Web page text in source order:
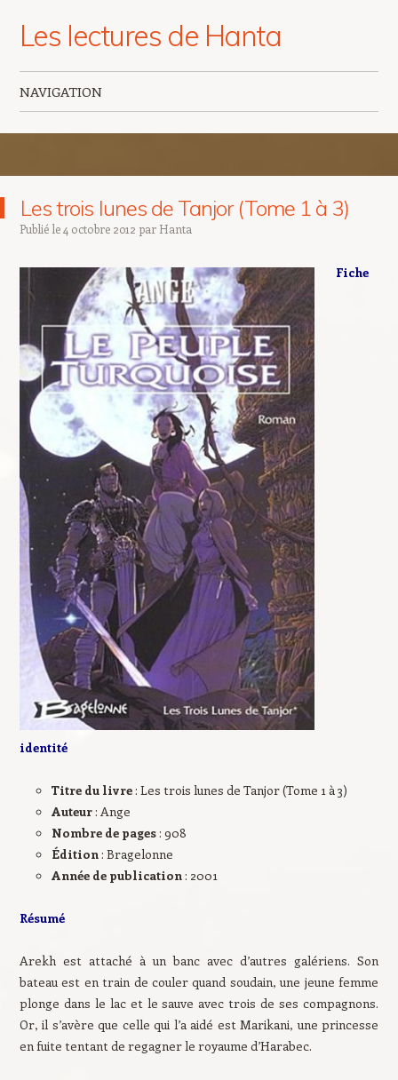
Les lectures de Hanta
NAVIGATION
Les trois lunes de Tanjor (Tome 1 à 3)
Publié le4 octobre 2012 par Hanta
Fiche
identité
Titre du livre: Les trois lunes de Tanjor (Tome 1 à 3)
Auteur: Ange
Nombre de pages: 908
Édition: Bragelonne
Année de publication: 2001
Résumé
Arekh est attaché à un banc avec d’autres galériens. Son
bateau est en train de couler quand soudain, une jeune femme
plonge dans le lac et le sauve avec trois de ses compagnons.
Or, il s’avère que celle qui l’a aidé est Marikani, une princesse
en fuite tentant de regagner le royaume d’Harabec.